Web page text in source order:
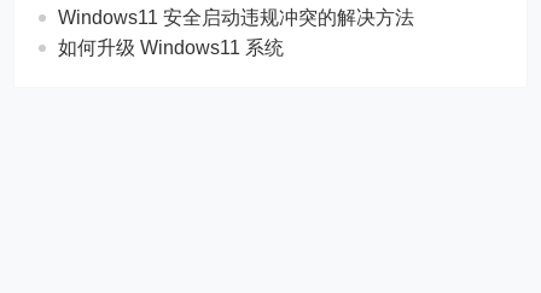
Windows11 安全启动违规冲突的解决方法
如何升级 Windows11 系统